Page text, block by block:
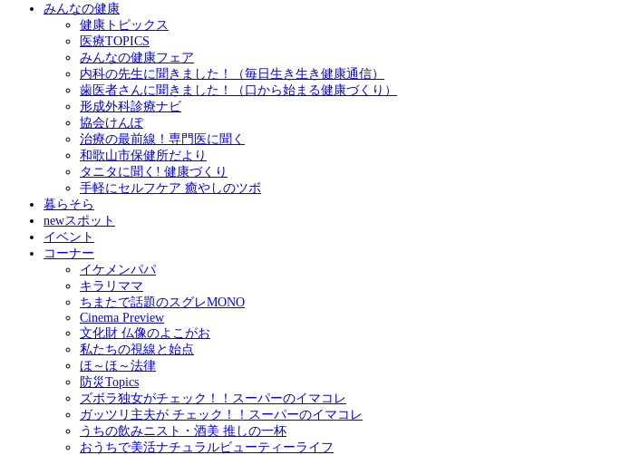
みんなの健康
健康トピックス
医療TOPICS
みんなの健康フェア
内科の先生に聞きました！（毎日生き生き健康通信）
歯医者さんに聞きました！（口から始まる健康づくり）
形成外科診療ナビ
協会けんぽ
治療の最前線！専門医に聞く
和歌山市保健所だより
タニタに聞く! 健康づくり
手軽にセルフケア 癒やしのツボ
暮らそら
newスポット
イベント
コーナー
イケメンパパ
キラリママ
ちまたで話題のスグレMONO
Cinema Preview
文化財 仏像のよこがお
私たちの視線と始点
ほ～ほ～法律
防災Topics
ズボラ独女がチェック！！スーパーのイマコレ
ガッツリ主夫が チェック！！スーパーのイマコレ
うちの飲みニスト・酒美 推しの一杯
おうちで美活ナチュラルビューティーライフ